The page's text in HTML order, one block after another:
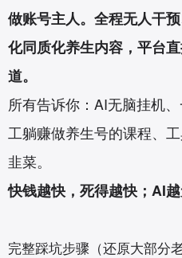
做账号主人。全程无人干
化同质化养生内容，平台
道。
所有告诉你：AI无脑挂机
工躺赚做养生号的课程、
韭菜。
快钱越快，死得越快；AI
完整踩坑步骤（还原大部分